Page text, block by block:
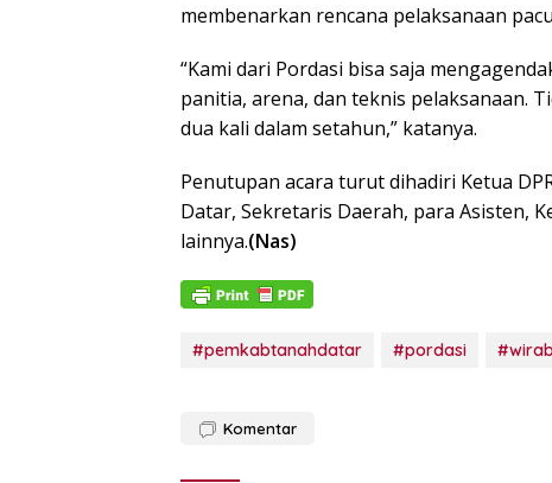
membenarkan rencana pelaksanaan
“Kami dari Pordasi bisa saja
panitia, arena, dan teknis pelaksanaan.
dua kali dalam setahun,” katanya.
Penutupan acara turut dihadiri Ketua
Datar, Sekretaris Daerah, para Asisten,
lainnya.(Nas)
#pemkabtanahdatar #pordasi
Komentar